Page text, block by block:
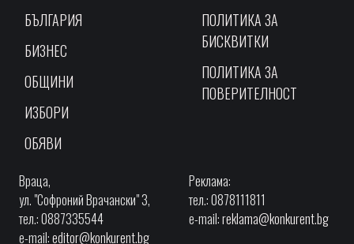
БЪЛГАРИЯ
БИЗНЕС
ОБЩИНИ
ИЗБОРИ
ОБЯВИ
ПОЛИТИКА ЗА
БИСКВИТКИ
ПОЛИТИКА ЗА
ПОВЕРИТЕЛНОСТ
Враца,
ул. "Софроний Врачански" 3,
тел.: 0887335544
e-mail:editor@konkurent.bg
Реклама:
тел.: 0878111811
e-mail:reklama@konkurent.bg